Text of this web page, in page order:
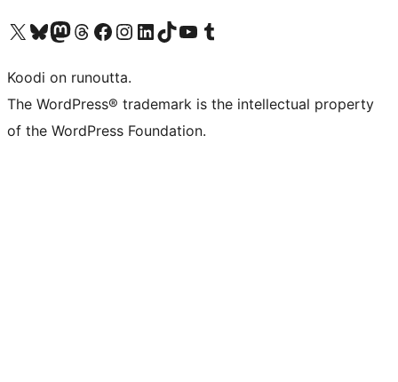
Visit our X (formerly Twitter) account
Visit our Bluesky account
Visit our Mastodon account
Visit our Threads account
Visit our Facebook page
Visit our Instagram account
Visit our LinkedIn account
Visit our TikTok account
Näytä YouTube-kanava
Visit our Tumblr account
Koodi on runoutta.
The WordPress® trademark is the intellectual property
of the WordPress Foundation.